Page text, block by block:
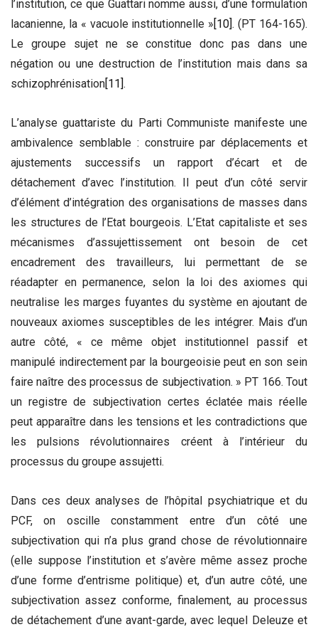
l’institution, ce que Guattari nomme aussi, d’une formulation
lacanienne, la « vacuole institutionnelle »[10]. (PT 164-165).
Le groupe sujet ne se constitue donc pas dans une
négation ou une destruction de l’institution mais dans sa
schizophrénisation[11].
L’analyse guattariste du Parti Communiste manifeste une
ambivalence semblable : construire par déplacements et
ajustements successifs un rapport d’écart et de
détachement d’avec l’institution. Il peut d’un côté servir
d’élément d’intégration des organisations de masses dans
les structures de l’Etat bourgeois. L’Etat capitaliste et ses
mécanismes d’assujettissement ont besoin de cet
encadrement des travailleurs, lui permettant de se
réadapter en permanence, selon la loi des axiomes qui
neutralise les marges fuyantes du système en ajoutant de
nouveaux axiomes susceptibles de les intégrer. Mais d’un
autre côté, « ce même objet institutionnel passif et
manipulé indirectement par la bourgeoisie peut en son sein
faire naître des processus de subjectivation. » PT 166. Tout
un registre de subjectivation certes éclatée mais réelle
peut apparaître dans les tensions et les contradictions que
les pulsions révolutionnaires créent à l’intérieur du
processus du groupe assujetti.
Dans ces deux analyses de l’hôpital psychiatrique et du
PCF, on oscille constamment entre d’un côté une
subjectivation qui n’a plus grand chose de révolutionnaire
(elle suppose l’institution et s’avère même assez proche
d’une forme d’entrisme politique) et, d’un autre côté, une
subjectivation assez conforme, finalement, au processus
de détachement d’une avant-garde, avec lequel Deleuze et